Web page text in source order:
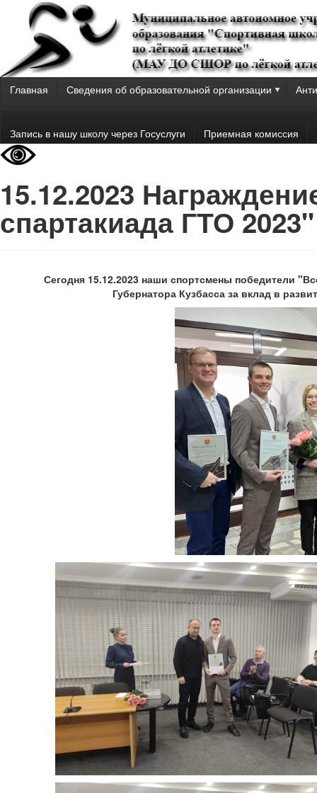
Главная Сведения об образовательной организации
Запись в нашу школу через Госуслуги Приемная комиссия
15.12.2023
спартакиада ГТО 2023"
Сегодня 15.12.2023 наши спортсмены победители
Губернатора Кузбасса за вклад в